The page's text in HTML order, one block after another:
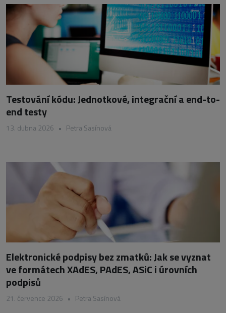
Testování kódu: Jednotkové, integrační a end-to-
end testy
13. dubna 2026 • Petra Sasínová
Elektronické podpisy bez zmatků: Jak se vyznat
ve formátech XAdES, PAdES, ASiC i úrovních
podpisů
21. července 2026 • Petra Sasínová